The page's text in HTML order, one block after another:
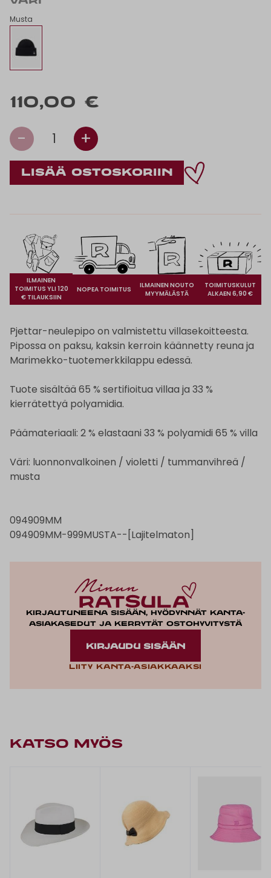
Musta
110,00 €
- 1 +
ILMAINEN
TOIMITUS YLI 120
€ TILAUKSIIN
NOPEA TOIMITUS
ILMAINEN NOUTO
MYYMÄLÄSTÄ
TOIMITUSKULUT
ALKAEN 6,90 €
Pjettar-neulepipo on valmistettu villasekoitteesta.
Pipossa on paksu, kaksin kerroin käännetty reuna ja
Marimekko-tuotemerkkilappu edessä.
Tuote sisältää 65 % sertifioitua villaa ja 33 %
kierrätettyä polyamidia.
Päämateriaali: 2 % elastaani 33 % polyamidi 65 % villa
Väri: luonnonvalkoinen / violetti / tummanvihreä /
musta
094909MM
094909MM-999MUSTA--[Lajitelmaton]
Kirjautuneena sisään, hyödynnät kanta-
asiakasedut ja kerrytät ostohyvitystä
KIRJAUDU SISÄÄN
Liity kanta-asiakkaaksi
KATSO MYÖS